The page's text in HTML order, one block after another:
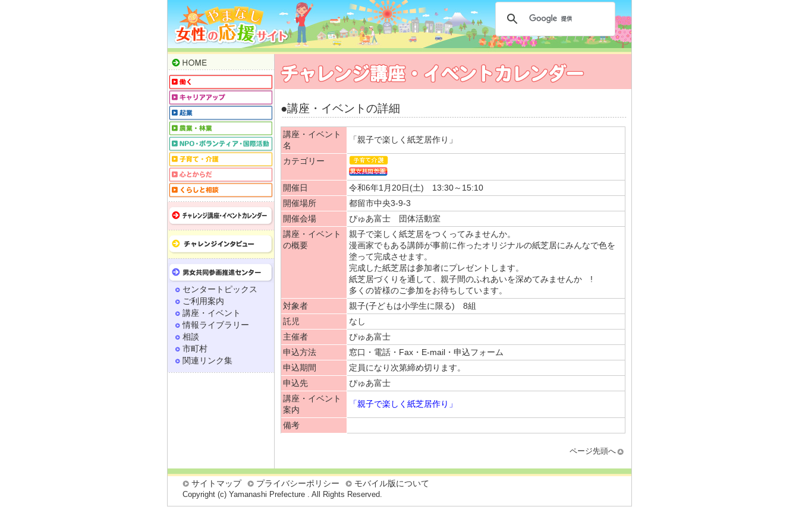
●講座・イベントの詳細
講座・イベント
名
「親子で楽しく紙芝居作り」
カテゴリー
開催日
令和6年1月20日(土) 13:30～15:10
開催場所
都留市中央3-9-3
開催会場
ぴゅあ富士 団体活動室
講座・イベント
の概要
親子で楽しく紙芝居をつくってみませんか。
漫画家でもある講師が事前に作ったオリジナルの紙芝居にみんなで色を
塗って完成させます。
完成した紙芝居は参加者にプレゼントします。
紙芝居づくりを通して、親子間のふれあいを深めてみませんか !
多くの皆様のご参加をお待ちしています。
対象者
親子(子どもは小学生に限る) 8組
託児
なし
主催者
ぴゅあ富士
申込方法
窓口・電話・Fax・E-mail・申込フォーム
申込期間
定員になり次第締め切ります。
申込先
ぴゅあ富士
講座・イベント
案内
「親子で楽しく紙芝居作り」
備考
ページ先頭へ
センタートピックス
ご利用案内
講座・イベント
情報ライブラリー
相談
市町村
関連リンク集
サイトマップ プライバシーポリシー モバイル版について
Copyright (c) Yamanashi Prefecture . All Rights Reserved.